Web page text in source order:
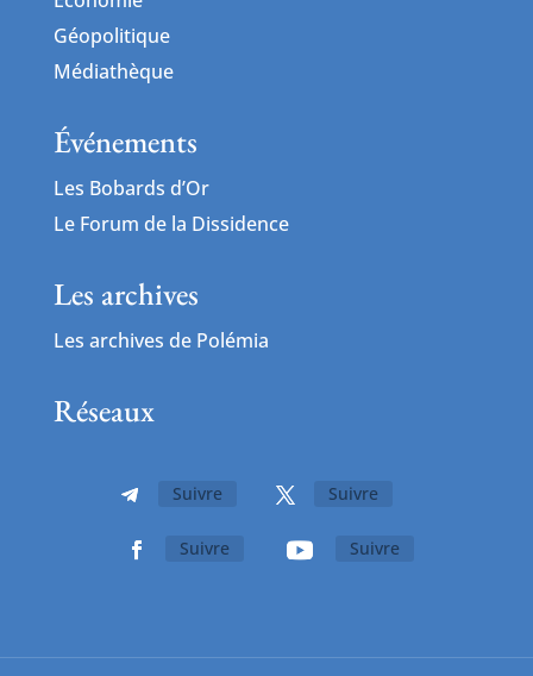
Géopolitique
Médiathèque
Événements
Les Bobards d’Or
Le Forum de la Dissidence
Les archives
Les archives de Polémia
Réseaux
Suivre Suivre
Suivre Suivre